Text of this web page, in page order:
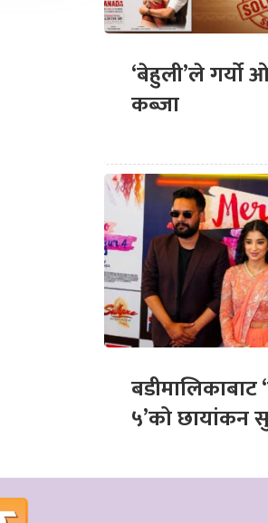
‘बेहुली’ले
कब्जा
बडीमालिकाबाट
५’को छायांकन